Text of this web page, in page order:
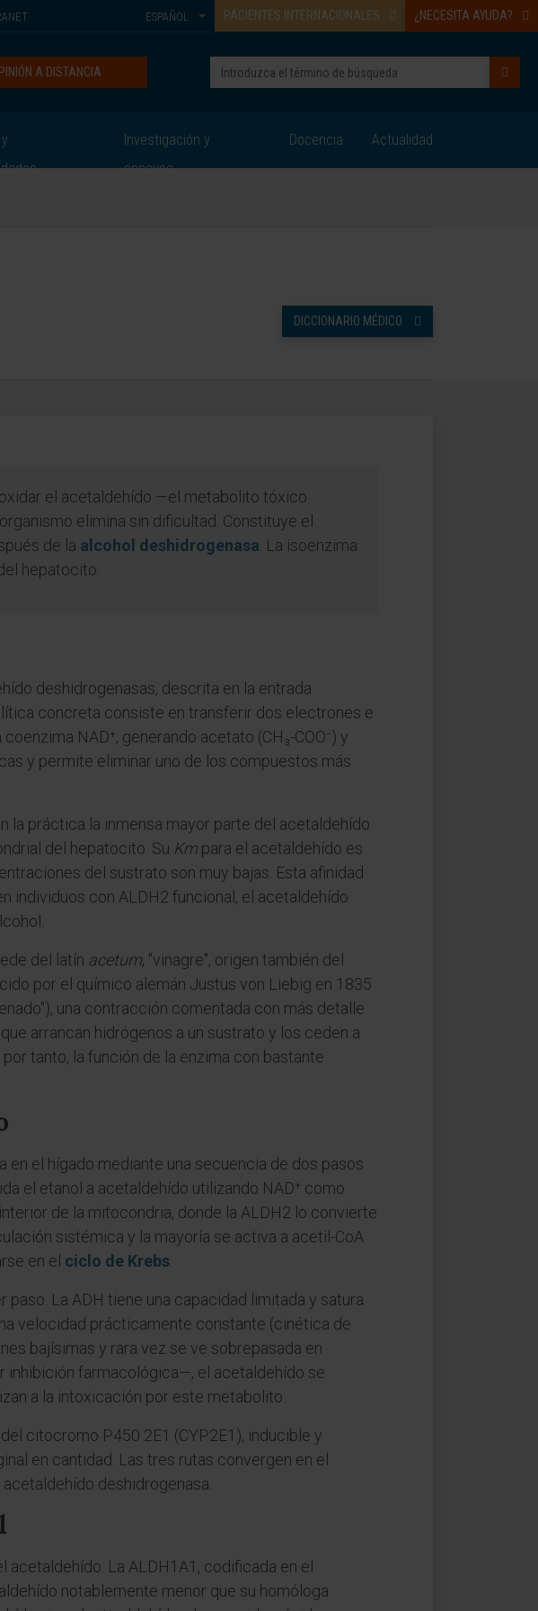
PACIENTES INTERNACIONALES ¿NECESITA AYUDA?
ESPAÑOL
A DISTANCIA
Investigación y
ensayos
Docencia Actualidad
DICCIONARIO MÉDICO
el acetaldehído —el metabolito tóxico
elimina sin dificultad. Constituye el
de la alcohol deshidrogenasa . La isoenzima
hepatocito.
deshidrogenasas, descrita en la entrada
concreta consiste en transferir dos electrones e
NAD⁺, generando acetato (CH₃-COO⁻) y
y permite eliminar uno de los compuestos más
la práctica la inmensa mayor parte del acetaldehído
del hepatocito. Su Km para el acetaldehído es
del sustrato son muy bajas. Esta afinidad
individuos con ALDH2 funcional, el acetaldehído
del latín acetum, "vinagre", origen también del
por el químico alemán Justus von Liebig en 1835
una contracción comentada con más detalle
arrancan hidrógenos a un sustrato y los ceden a
tanto, la función de la enzima con bastante
en el hígado mediante una secuencia de dos pasos
el etanol a acetaldehído utilizando NAD⁺ como
de la mitocondria, donde la ALDH2 lo convierte
sistémica y la mayoría se activa a acetil-CoA
en el ciclo de Krebs
La ADH tiene una capacidad limitada y satura
velocidad prácticamente constante (cinética de
bajísimas y rara vez se ve sobrepasada en
inhibición farmacológica—, el acetaldehído se
a la intoxicación por este metabolito.
citocromo P450 2E1 (CYP2E1), inducible y
en cantidad. Las tres rutas convergen en el
deshidrogenasa.
La ALDH1A1, codificada en el
notablemente menor que su homóloga